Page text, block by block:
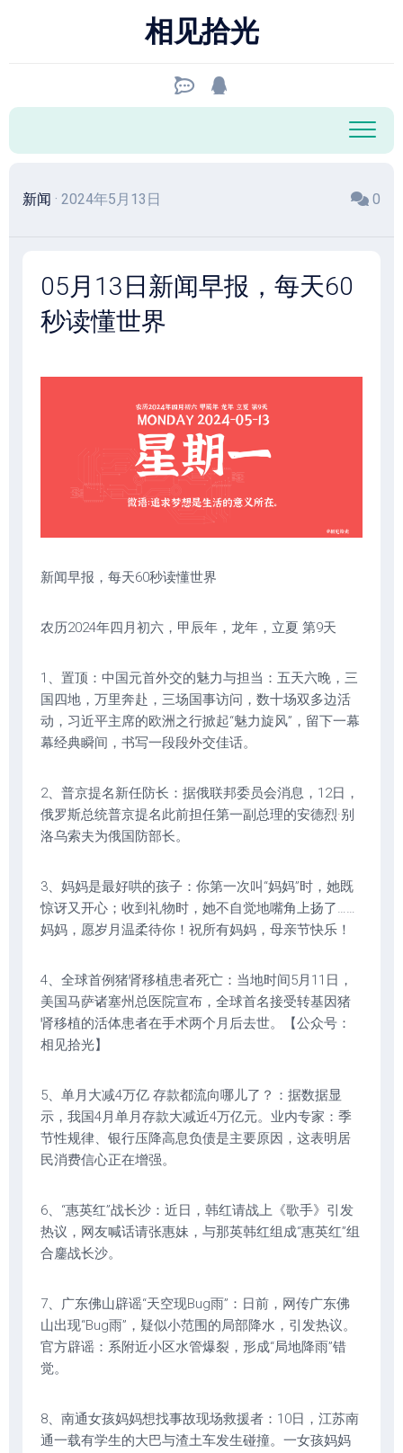
相见拾光
新闻 · 2024年5月13日 0
05月13日新闻早报，每天60
秒读懂世界
新闻早报，每天60秒读懂世界
农历2024年四月初六，甲辰年，龙年，立夏 第9天
1、置顶：中国元首外交的魅力与担当：五天六晚，三
国四地，万里奔赴，三场国事访问，数十场双多边活
动，习近平主席的欧洲之行掀起“魅力旋风”，留下一幕
幕经典瞬间，书写一段段外交佳话。
2、普京提名新任防长：据俄联邦委员会消息，12日，
俄罗斯总统普京提名此前担任第一副总理的安德烈·别
洛乌索夫为俄国防部长。
3、妈妈是最好哄的孩子：你第一次叫“妈妈”时，她既
惊讶又开心；收到礼物时，她不自觉地嘴角上扬了……
妈妈，愿岁月温柔待你！祝所有妈妈，母亲节快乐！
4、全球首例猪肾移植患者死亡：当地时间5月11日，
美国马萨诸塞州总医院宣布，全球首名接受转基因猪
肾移植的活体患者在手术两个月后去世。【公众号：
相见拾光】
5、单月大减4万亿 存款都流向哪儿了？：据数据显
示，我国4月单月存款大减近4万亿元。业内专家：季
节性规律、银行压降高息负债是主要原因，这表明居
民消费信心正在增强。
6、“惠英红”战长沙：近日，韩红请战上《歌手》引发
热议，网友喊话请张惠妹，与那英韩红组成“惠英红”组
合鏖战长沙。
7、广东佛山辟谣“天空现Bug雨”：日前，网传广东佛
山出现“Bug雨”，疑似小范围的局部降水，引发热议。
官方辟谣：系附近小区水管爆裂，形成“局地降雨”错
觉。
8、南通女孩妈妈想找事故现场救援者：10日，江苏南
通一载有学生的大巴与渣土车发生碰撞。一女孩妈妈